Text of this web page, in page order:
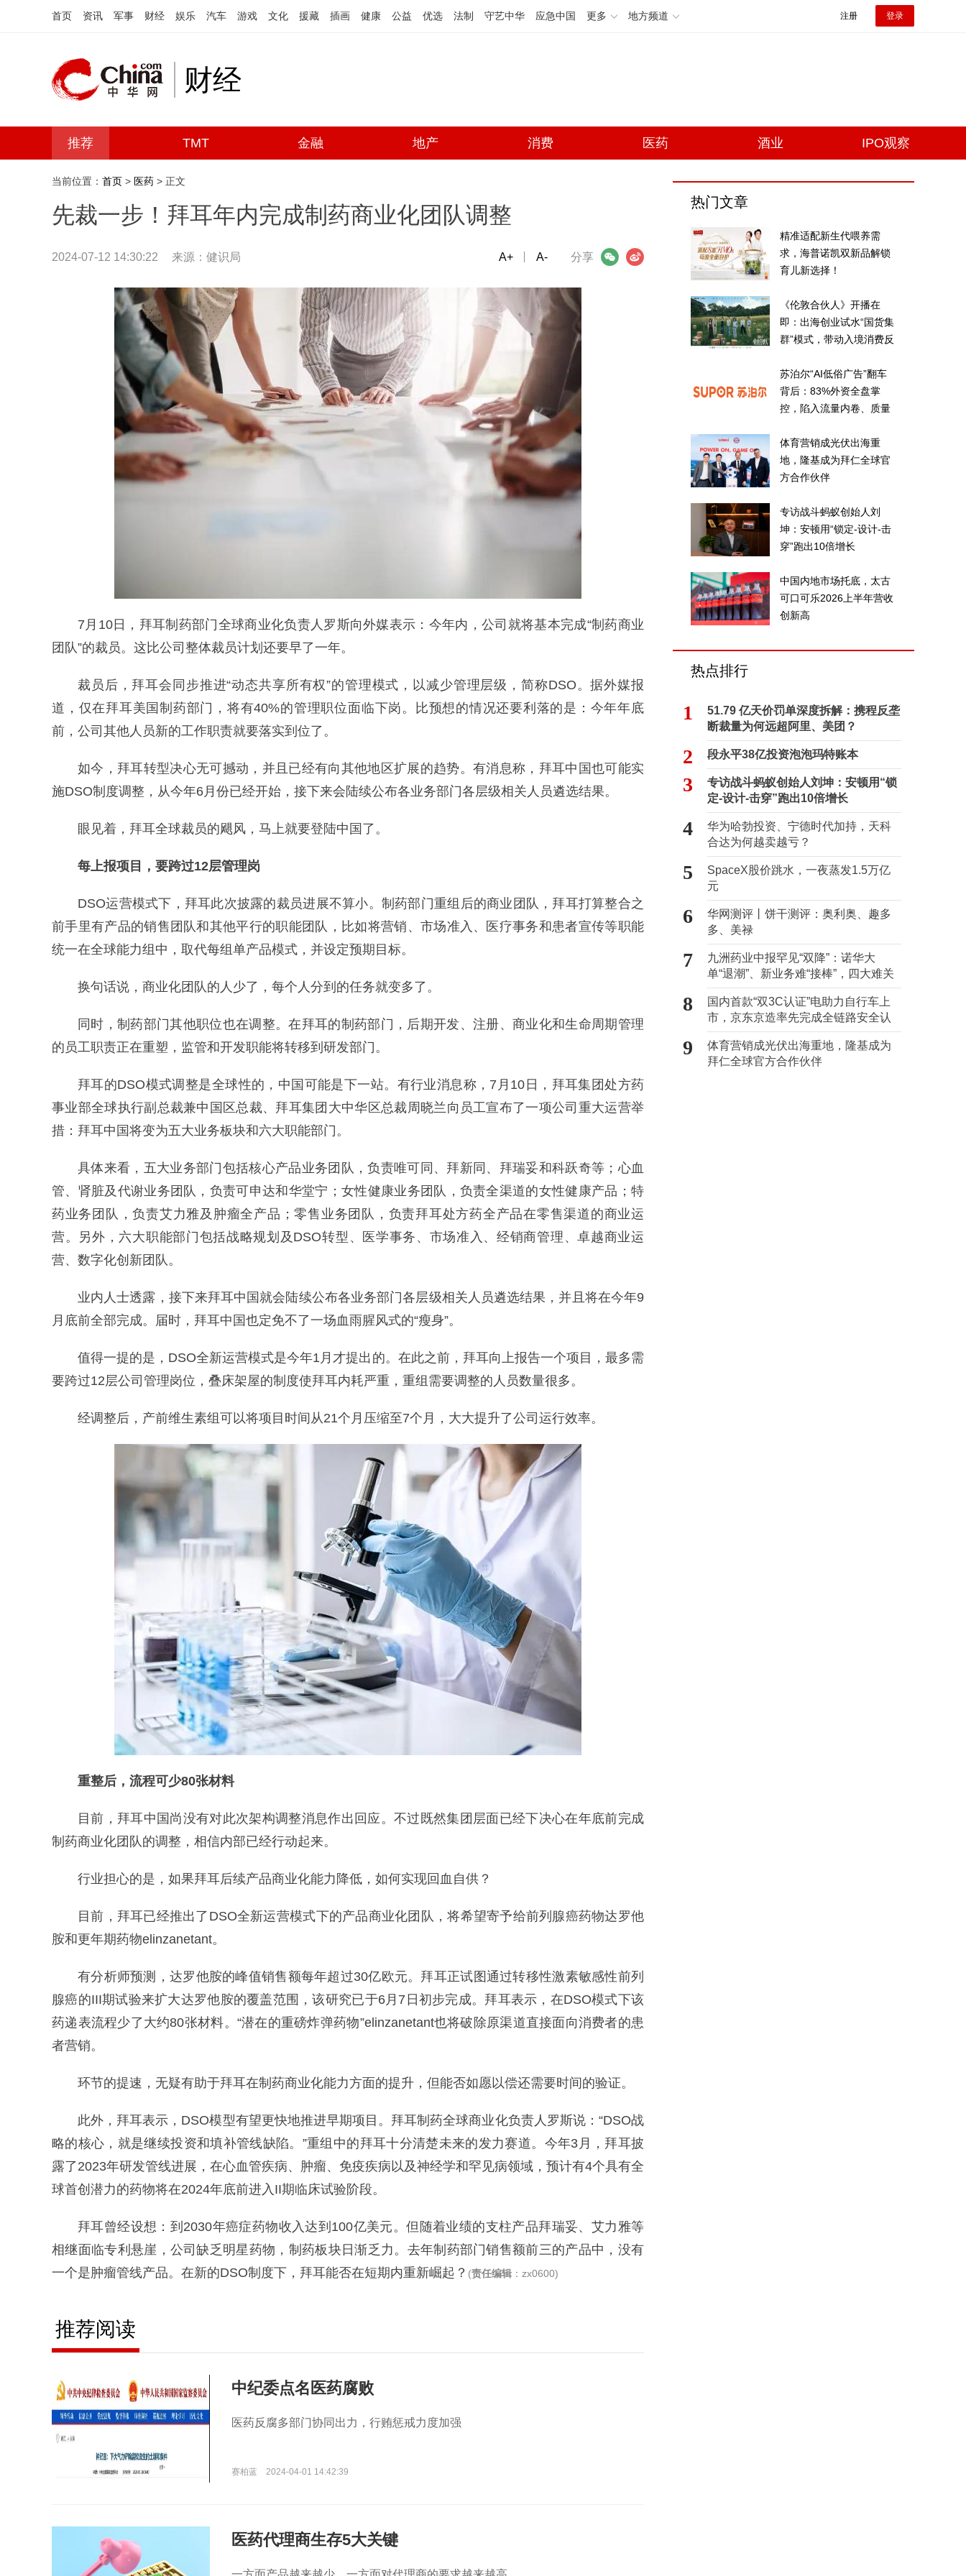
首页 资讯 军事 财经 娱乐 汽车 游戏 文化 援藏 插画 健康 公益 优选 法制 守艺中华 应急中国 更多 地方频道 注册 登录
财经
推荐 TMT 金融 地产 消费 医药 酒业 IPO观察
当前位置： 首页 > 医药 > 正文
先裁一步！拜耳年内完成制药商业化团队调整
2024-07-12 14:30:22 来源：健识局 分享
微信 微博
A+ A-
7月10日，拜耳制药部门全球商业化负责人罗斯向外媒表示：今年内，公司就将基本完成“制药商业
团队”的裁员。这比公司整体裁员计划还要早了一年。
裁员后，拜耳会同步推进“动态共享所有权”的管理模式，以减少管理层级，简称DSO。据外媒报
道，仅在拜耳美国制药部门，将有40%的管理职位面临下岗。比预想的情况还要利落的是：今年年底
前，公司其他人员新的工作职责就要落实到位了。
如今，拜耳转型决心无可撼动，并且已经有向其他地区扩展的趋势。有消息称，拜耳中国也可能实
施DSO制度调整，从今年6月份已经开始，接下来会陆续公布各业务部门各层级相关人员遴选结果。
眼见着，拜耳全球裁员的飓风，马上就要登陆中国了。
每上报项目，要跨过12层管理岗
DSO运营模式下，拜耳此次披露的裁员进展不算小。制药部门重组后的商业团队，拜耳打算整合之
前手里有产品的销售团队和其他平行的职能团队，比如将营销、市场准入、医疗事务和患者宣传等职能
统一在全球能力组中，取代每组单产品模式，并设定预期目标。
换句话说，商业化团队的人少了，每个人分到的任务就变多了。
同时，制药部门其他职位也在调整。在拜耳的制药部门，后期开发、注册、商业化和生命周期管理
的员工职责正在重塑，监管和开发职能将转移到研发部门。
拜耳的DSO模式调整是全球性的，中国可能是下一站。有行业消息称，7月10日，拜耳集团处方药
事业部全球执行副总裁兼中国区总裁、拜耳集团大中华区总裁周晓兰向员工宣布了一项公司重大运营举
措：拜耳中国将变为五大业务板块和六大职能部门。
具体来看，五大业务部门包括核心产品业务团队，负责唯可同、拜新同、拜瑞妥和科跃奇等；心血
管、肾脏及代谢业务团队，负责可申达和华堂宁；女性健康业务团队，负责全渠道的女性健康产品；特
药业务团队，负责艾力雅及肿瘤全产品；零售业务团队，负责拜耳处方药全产品在零售渠道的商业运
营。另外，六大职能部门包括战略规划及DSO转型、医学事务、市场准入、经销商管理、卓越商业运
营、数字化创新团队。
业内人士透露，接下来拜耳中国就会陆续公布各业务部门各层级相关人员遴选结果，并且将在今年9
月底前全部完成。届时，拜耳中国也定免不了一场血雨腥风式的“瘦身”。
值得一提的是，DSO全新运营模式是今年1月才提出的。在此之前，拜耳向上报告一个项目，最多需
要跨过12层公司管理岗位，叠床架屋的制度使拜耳内耗严重，重组需要调整的人员数量很多。
经调整后，产前维生素组可以将项目时间从21个月压缩至7个月，大大提升了公司运行效率。
重整后，流程可少80张材料
目前，拜耳中国尚没有对此次架构调整消息作出回应。不过既然集团层面已经下决心在年底前完成
制药商业化团队的调整，相信内部已经行动起来。
行业担心的是，如果拜耳后续产品商业化能力降低，如何实现回血自供？
目前，拜耳已经推出了DSO全新运营模式下的产品商业化团队，将希望寄予给前列腺癌药物达罗他
胺和更年期药物elinzanetant。
有分析师预测，达罗他胺的峰值销售额每年超过30亿欧元。拜耳正试图通过转移性激素敏感性前列
腺癌的III期试验来扩大达罗他胺的覆盖范围，该研究已于6月7日初步完成。拜耳表示，在DSO模式下该
药递表流程少了大约80张材料。“潜在的重磅炸弹药物”elinzanetant也将破除原渠道直接面向消费者的患
者营销。
环节的提速，无疑有助于拜耳在制药商业化能力方面的提升，但能否如愿以偿还需要时间的验证。
此外，拜耳表示，DSO模型有望更快地推进早期项目。拜耳制药全球商业化负责人罗斯说：“DSO战
略的核心，就是继续投资和填补管线缺陷。”重组中的拜耳十分清楚未来的发力赛道。今年3月，拜耳披
露了2023年研发管线进展，在心血管疾病、肿瘤、免疫疾病以及神经学和罕见病领域，预计有4个具有全
球首创潜力的药物将在2024年底前进入II期临床试验阶段。
拜耳曾经设想：到2030年癌症药物收入达到100亿美元。但随着业绩的支柱产品拜瑞妥、艾力雅等
相继面临专利悬崖，公司缺乏明星药物，制药板块日渐乏力。去年制药部门销售额前三的产品中，没有
一个是肿瘤管线产品。在新的DSO制度下，拜耳能否在短期内重新崛起？ (责任编辑 ：zx0600)
推荐阅读
中纪委点名医药腐败
医药反腐多部门协同出力，行贿惩戒力度加强
赛柏蓝 2024-04-01 14:42:39
医药代理商生存5大关键
热门文章
精准适配新生代喂养需
求，海普诺凯双新品解锁
育儿新选择！
《伦敦合伙人》开播在
即：出海创业试水“国货集
群”模式，带动入境消费反
苏泊尔“AI低俗广告”翻车
背后：83%外资全盘掌
控，陷入流量内卷、质量
体育营销成光伏出海重
地，隆基成为拜仁全球官
方合作伙伴
专访战斗蚂蚁创始人刘
坤：安顿用“锁定-设计-击
穿”跑出10倍增长
中国内地市场托底，太古
可口可乐2026上半年营收
创新高
热点排行
1
51.79 亿天价罚单深度拆解：携程反垄
断裁量为何远超阿里、美团？
2 段永平38亿投资泡泡玛特账本
3
专访战斗蚂蚁创始人刘坤：安顿用“锁
定-设计-击穿”跑出10倍增长
4
华为哈勃投资、宁德时代加持，天科
合达为何越卖越亏？
5
SpaceX股价跳水，一夜蒸发1.5万亿
元
6
华网测评丨饼干测评：奥利奥、趣多
多、美禄
7
九洲药业中报罕见“双降”：诺华大
单“退潮”、新业务难“接棒”，四大难关
待闯
8
国内首款“双3C认证”电助力自行车上
市，京东京造率先完成全链路安全认
证
9
体育营销成光伏出海重地，隆基成为
拜仁全球官方合作伙伴